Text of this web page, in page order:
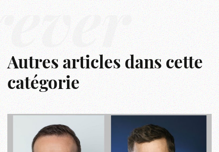
Autres articles dans cette
catégorie